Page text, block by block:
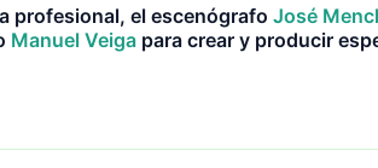
profesional, el escenógrafo José
Manuel Veiga para crear y producir